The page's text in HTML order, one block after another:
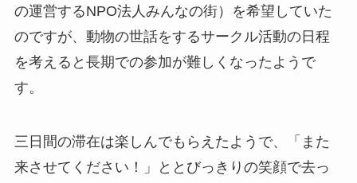
の運営するNPO法人みんなの街）を希望していた
のですが、動物の世話をするサークル活動の日程
を考えると長期での参加が難しくなったようで
す。
三日間の滞在は楽しんでもらえたようで、「また
来させてください！」ととびっきりの笑顔で去っ